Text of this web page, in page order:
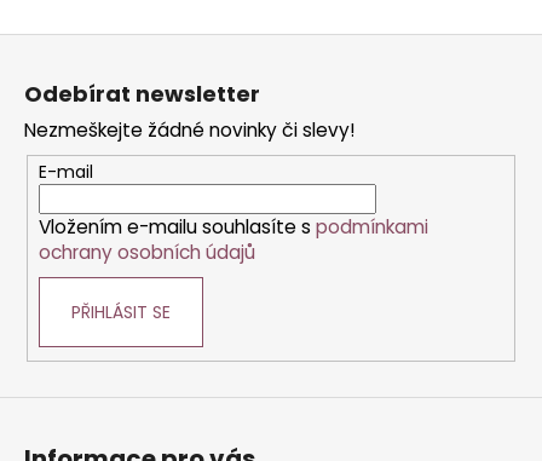
Z
Odebírat newsletter
Nezmeškejte žádné novinky či slevy!
E-mail
Vložením e-mailu souhlasíte s podmínkami
ochrany osobních údajů
PŘIHLÁSIT SE